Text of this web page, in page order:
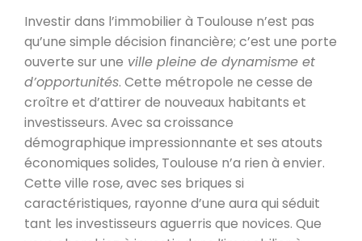
Investir dans l’immobilier à Toulouse n’est pas
qu’une simple décision financière; c’est une porte
ouverte sur une ville pleine de dynamisme et
d’opportunités. Cette métropole ne cesse de
croître et d’attirer de nouveaux habitants et
investisseurs. Avec sa croissance
démographique impressionnante et ses atouts
économiques solides, Toulouse n’a rien à envier.
Cette ville rose, avec ses briques si
caractéristiques, rayonne d’une aura qui séduit
tant les investisseurs aguerris que novices. Que